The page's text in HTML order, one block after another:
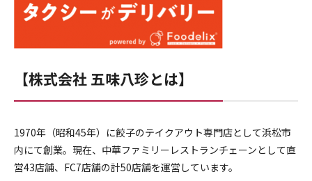
【株式会社 五味八珍とは】
1970年（昭和45年） に餃子のテイクアウト専門店として浜松市
内にて創業。現在、 中華ファミリーレストランチェーンとして直
営43店舗、 FC7店舗の計50店舗を運営しています。